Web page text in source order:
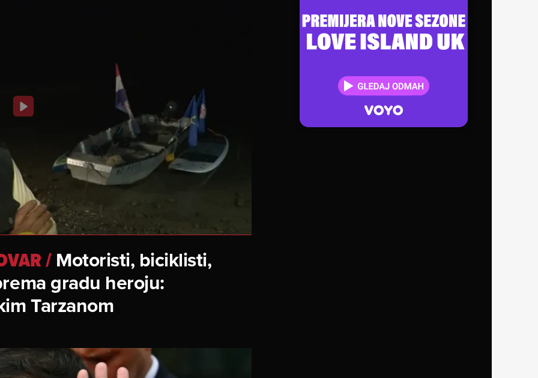
/Motoristi, biciklisti,
gradu heroju:
Tarzanom